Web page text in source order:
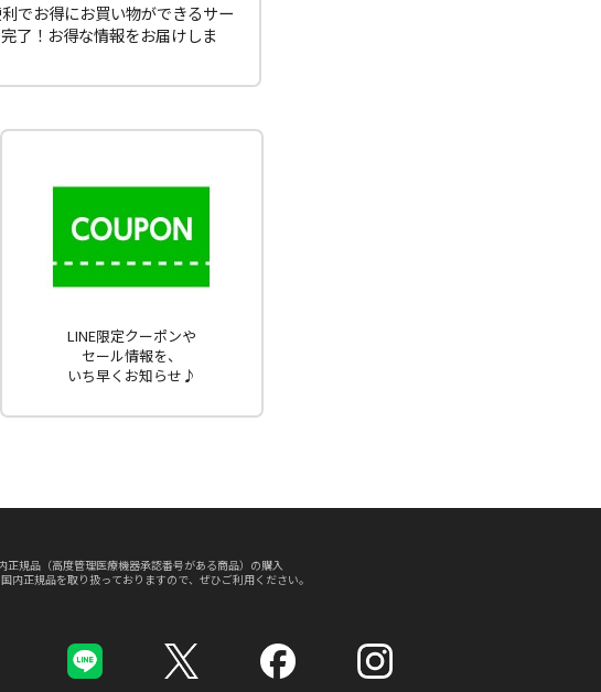
でお得にお買い物ができるサー
了！お得な情報をお届けしま
LINE限定クーポンや
セール情報を、
いち早くお知らせ♪
品（高度管理医療機器承認番号がある商品）の購入
正規品を取り扱っておりますので、ぜひご利用ください。